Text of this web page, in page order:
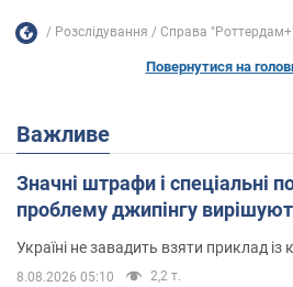
Розслідування Справа
Повернутися на
Важливе
Значні штрафи і спеціальні
проблему джипінгу
Україні не завадить взяти приклад із
8.08.2026 05:10 2,2 т.